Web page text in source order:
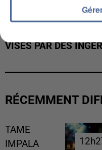
VISÉS PAR DES
RÉCEMMENT
TAME
IMPALA